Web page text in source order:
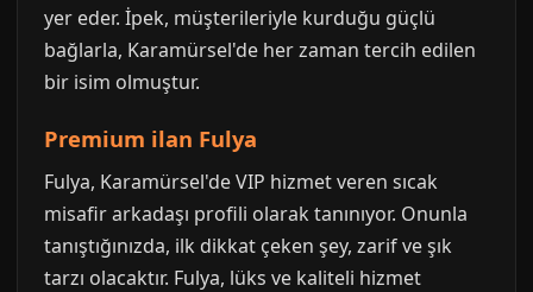
yer eder. İpek, müşterileriyle kurduğu güçlü
bağlarla, Karamürsel'de her zaman tercih edilen
bir isim olmuştur.
Premium ilan Fulya
Fulya, Karamürsel'de VIP hizmet veren sıcak
misafir arkadaşı profili olarak tanınıyor. Onunla
tanıştığınızda, ilk dikkat çeken şey, zarif ve şık
tarzı olacaktır. Fulya, lüks ve kaliteli hizmet